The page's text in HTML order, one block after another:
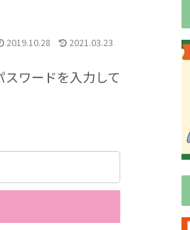
2019.10.28 2021.03.23
ワードを入力して